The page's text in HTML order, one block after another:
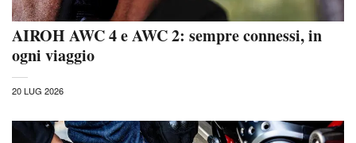
AIROH AWC 4 e AWC 2: sempre connessi, in
ogni viaggio
20 LUG 2026